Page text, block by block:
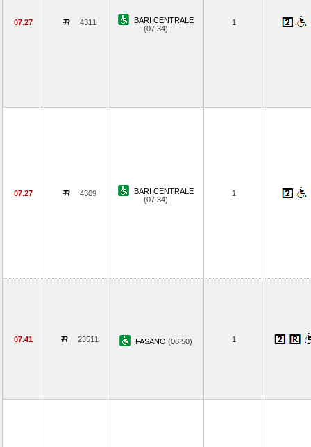
07.27 4311
BARI CENTRALE
(07.34)
1
07.27 4309
BARI CENTRALE
(07.34)
1
07.41 23511 FASANO (08.50) 1